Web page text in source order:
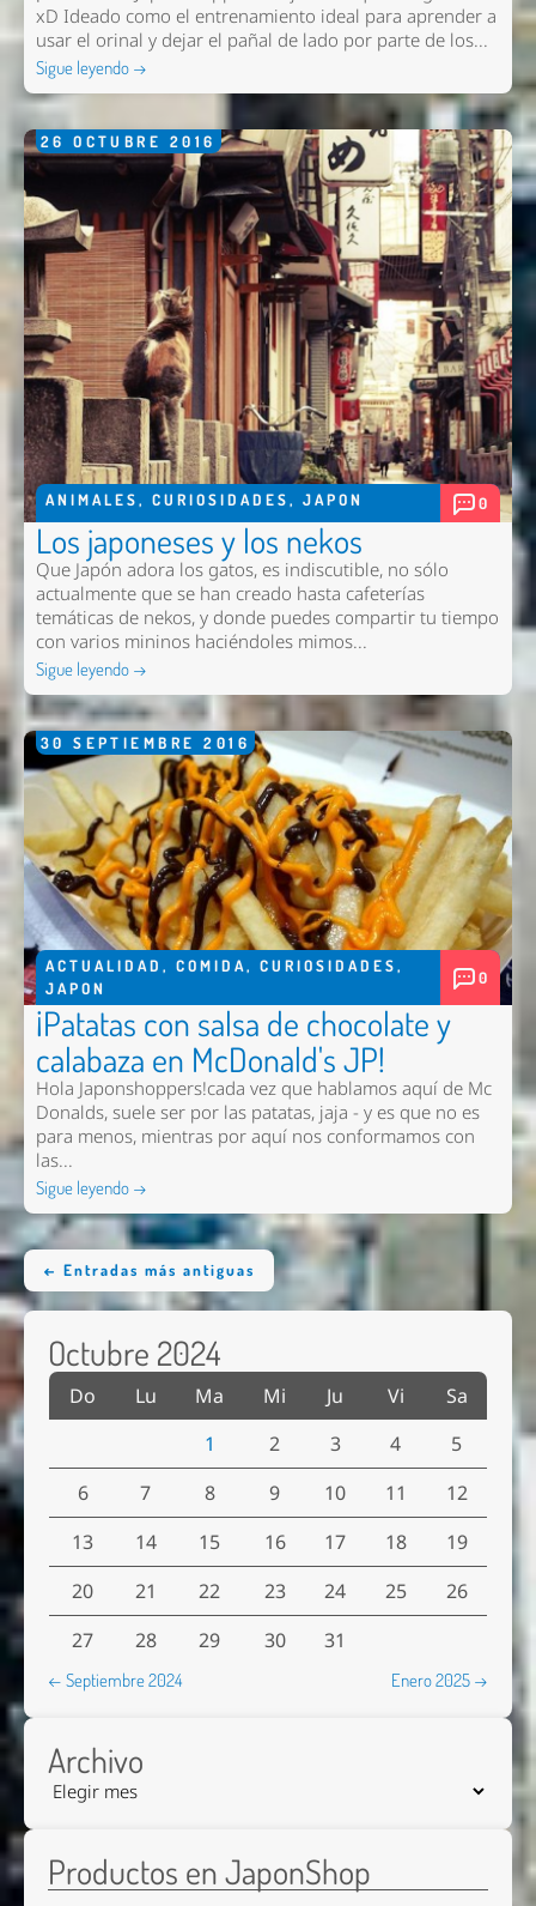
xD Ideado como el entrenamiento ideal para aprender a
usar el orinal y dejar el pañal de lado por parte de los...
Sigue leyendo →
26 OCTUBRE 2016
ANIMALES, CURIOSIDADES, JAPON 0
Los japoneses y los nekos
Que Japón adora los gatos, es indiscutible, no sólo
actualmente que se han creado hasta cafeterías
temáticas de nekos, y donde puedes compartir tu tiempo
con varios mininos haciéndoles mimos...
Sigue leyendo →
30 SEPTIEMBRE 2016
ACTUALIDAD , COMIDA, CURIOSIDADES,
JAPON
0
¡Patatas con salsa de chocolate y
calabaza en McDonald's JP!
Hola Japonshoppers!cada vez que hablamos aquí de Mc
Donalds, suele ser por las patatas, jaja - y es que no es
para menos, mientras por aquí nos conformamos con
las...
Sigue leyendo →
← Entradas más antiguas
Octubre 2024
Do Lu Ma Mi Ju Vi
Sa
1
2 3 4
5
6
7 8 9 10 11
12
13
14 15 16 17 18
19
20
21 22 23 24 25
26
27
28 29 30 31
← Septiembre 2024 Enero 2025 →
Archivo
Productos en JaponShop